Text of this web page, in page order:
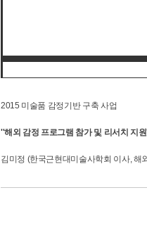
2015 미술품 감정기반 구축 사업
''해외 감정 프로그램 참가 및 리서치 지
김미정 (한국근현대미술사학회 이사,